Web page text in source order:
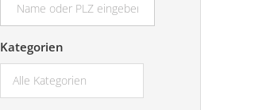
Kategorien